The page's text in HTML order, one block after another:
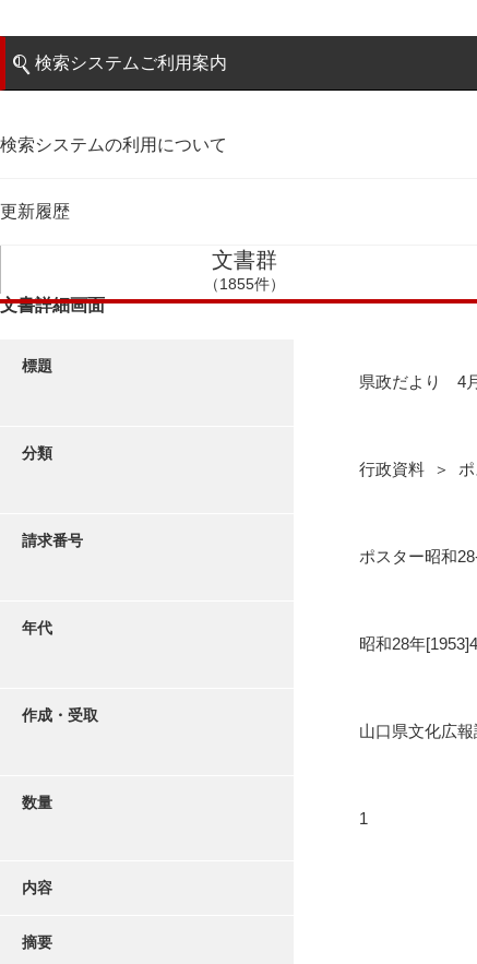
検索システムご利用案内
検索システムの利用について
更新履歴
文書群
（1855件）
文書詳細画面
標題
県政だより 4
分類
行政資料 ＞
請求番号
ポスター昭和
年代
昭和28年
作成・受取
山口県文化広報
数量
1
内容
摘要